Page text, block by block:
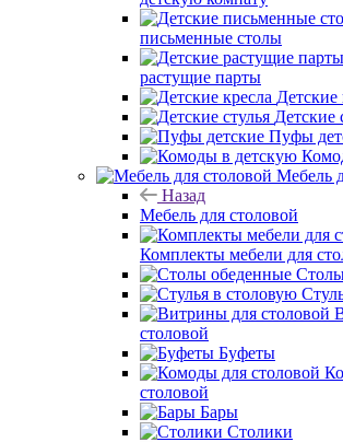
письменные столы
растущие парты
Детские
Детские
Пуфы
Мебель
Назад
Мебель для столовой
Комплекты мебели для
столовой
Буфеты
столовой
Бары
Столики